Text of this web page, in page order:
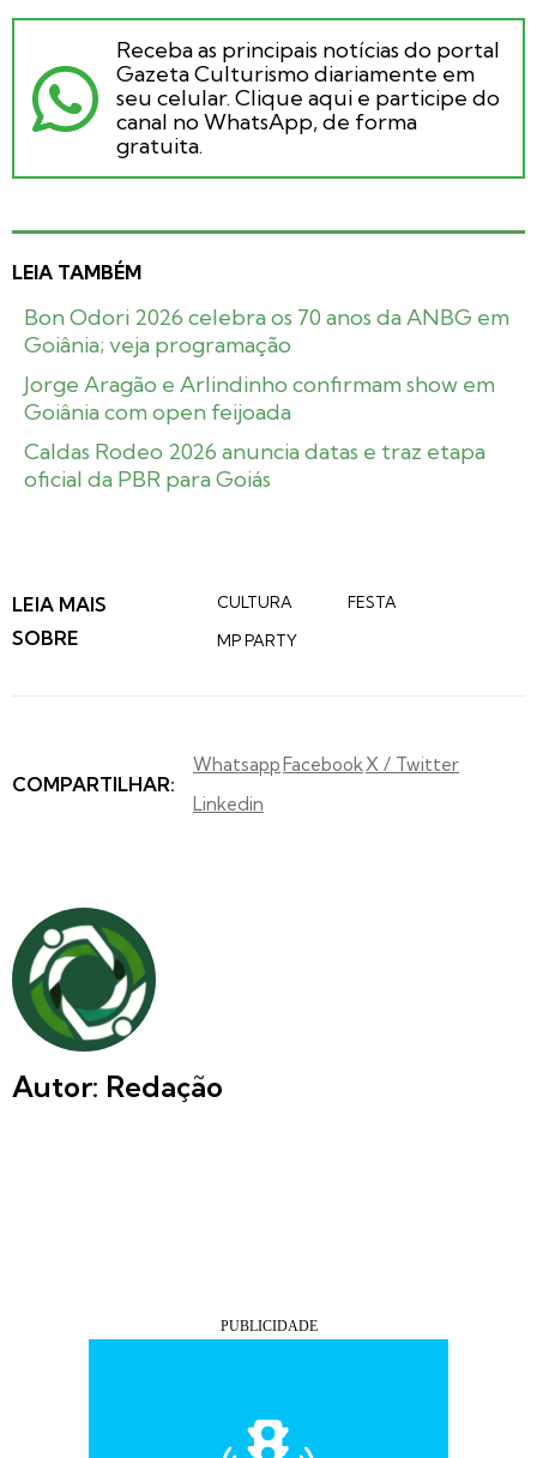
Receba as principais notícias do portal
Gazeta Culturismo diariamente em
seu celular. Clique aqui e participe do
canal no WhatsApp, de forma
gratuita.
LEIA TAMBÉM
Bon Odori 2026 celebra os 70 anos da ANBG em
Goiânia; veja programação
Jorge Aragão e Arlindinho confirmam show em
Goiânia com open feijoada
Caldas Rodeo 2026 anuncia datas e traz etapa
oficial da PBR para Goiás
LEIA MAIS
SOBRE
CULTURA
FESTA
MP PARTY
COMPARTILHAR:
WhatsappFacebookX / Twitter
Linkedin
Autor: Redação